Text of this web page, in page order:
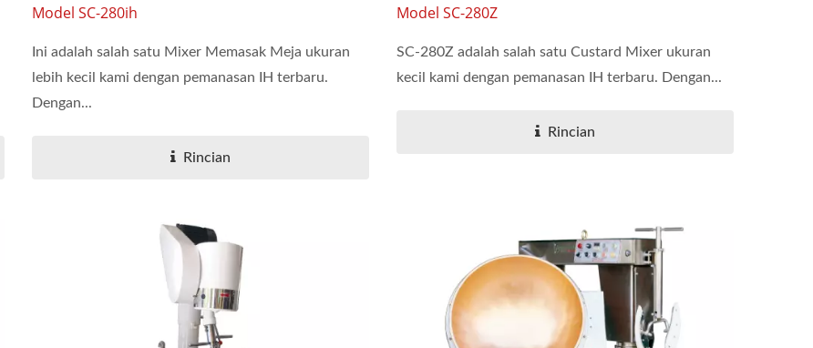
Model SC-280ih
Ini adalah salah satu Mixer Memasak Meja ukuran
lebih kecil kami dengan pemanasan IH terbaru.
Dengan...
Rincian
Model SC-280Z
SC-280Z adalah salah satu Custard Mixer ukuran
kecil kami dengan pemanasan IH terbaru. Dengan...
Rincian